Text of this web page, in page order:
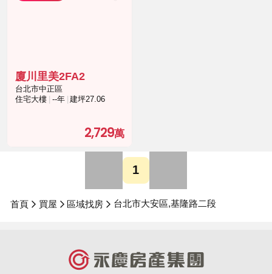
廈川里美2FA2
台北市中正區
住宅大樓
--年 建坪27.06
2,729
1
首頁 買屋 區域找房 台北市大安區,基隆路二段